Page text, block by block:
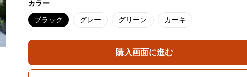
カラー
ブラック グレー グリーン カーキ
購入画面に進む